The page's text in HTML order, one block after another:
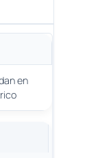
en